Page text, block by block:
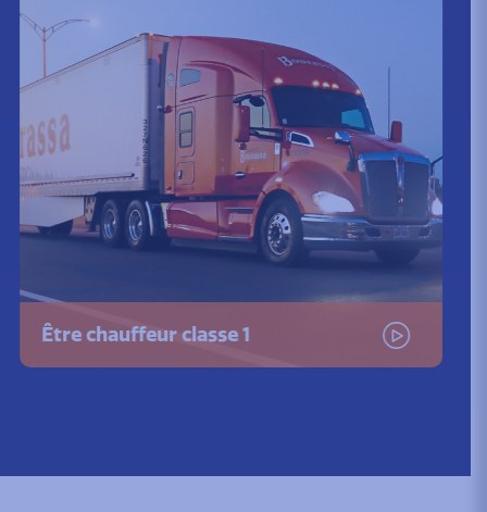
Être chauffeur classe 1Visionner la video